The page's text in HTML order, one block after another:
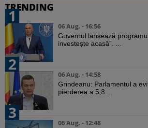
TRENDING
1
06 Aug. - 16:56
Guvernul lansează
investește acasă”. ...
2
06 Aug. - 14:58
Grindeanu: Parlamentul a
pierderea a 5,8 ...
3
06 Aug. - 12:48